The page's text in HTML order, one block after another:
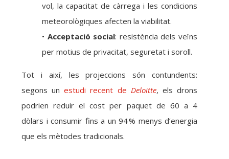
vol, la capacitat de càrrega i les condicions
meteorològiques afecten la viabilitat.
• Acceptació social: resistència dels veïns
per motius de privacitat, seguretat i soroll.
Tot i així, les projeccions són contundents:
segons unestudi recent de Deloitte, els drons
podrien reduir el cost per paquet de 60 a 4
dòlars i consumir fins a un 94 % menys d’energia
que els mètodes tradicionals.